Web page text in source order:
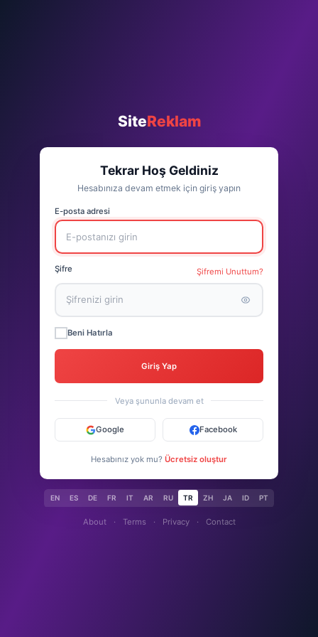
SiteReklam
Tekrar Hoş Geldiniz
Hesabınıza devam etmek için giriş yapın
E-posta adresi
Şifre Şifremi Unuttum?
Beni Hatırla
Giriş Yap
Veya şununla devam et
Google Facebook
Hesabınız yok mu? Ücretsiz oluştur
EN ES DE FR IT AR RU TR ZH JA ID PT
About · Terms · Privacy · Contact